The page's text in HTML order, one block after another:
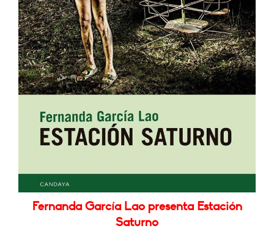
Fernanda García Lao presenta Estación
Saturno